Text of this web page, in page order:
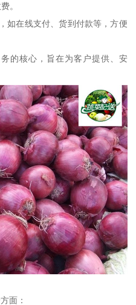
。
如在线支付、货到付款等，方便
的核心，旨在为客户提供、安
面：